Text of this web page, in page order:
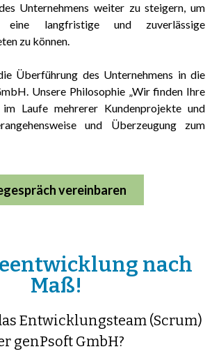
Unternehmens weiter zu steigern, um
eine langfristige und zuverlässige
zu können.
Überführung des Unternehmens in die
Unsere Philosophie „Wir finden Ihre
im Laufe mehrerer Kundenprojekte und
und Überzeugung zum
vereinbaren
nach
Maß!
Entwicklungsteam (Scrum)
genPsoft GmbH?